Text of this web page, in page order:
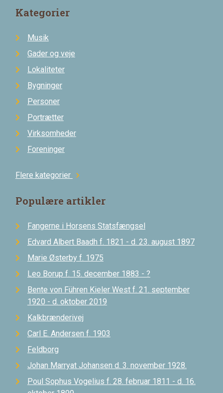
Kategorier
Musik
Gader og veje
Lokaliteter
Bygninger
Personer
Portrætter
Virksomheder
Foreninger
Flere kategorier chevron_right
Populære artikler
Fangerne i Horsens Statsfængsel
Edvard Albert Baadh f. 1821 - d. 23. august 1897
Marie Østerby f. 1975
Leo Borup f. 15. december 1883 - ?
Bente von Führen Kieler West f. 21. september
1920 - d. oktober 2019
Kalkbrænderivej
Carl E. Andersen f. 1903
Feldborg
Johan Marryat Johansen d. 3. november 1928.
Poul Sophus Vogelius f. 28. februar 1811 - d. 16.